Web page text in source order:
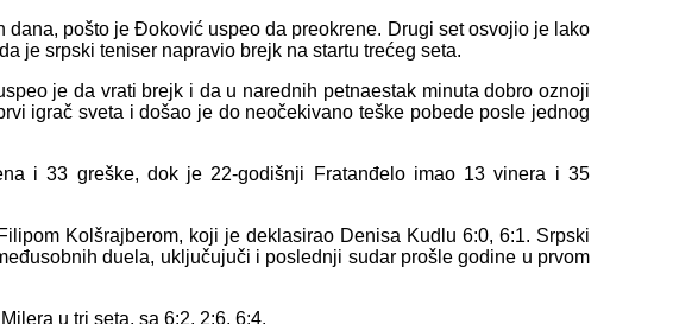
pošto je Đoković uspeo da preokrene. Drugi set osvojio je lako
je srpski teniser napravio brejk na startu trećeg seta.
je da vrati brejk i da u narednih petnaestak minuta dobro oznoji
igrač sveta i došao je do neočekivano teške pobede posle jednog
i 33 greške, dok je 22-godišnji Fratanđelo imao 13 vinera i 35
Kolšrajberom, koji je deklasirao Denisa Kudlu 6:0, 6:1. Srpski
duela, uključujuči i poslednji sudar prošle godine u prvom
u tri seta, sa 6:2, 2:6, 6:4.